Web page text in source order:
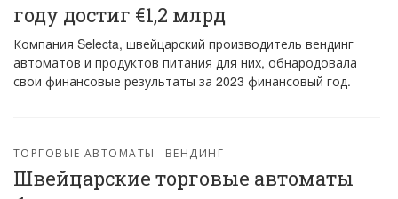
году достиг €1,2 млрд
Компания Selecta, швейцарский производитель вендинг
автоматов и продуктов питания для них, обнародовала
свои финансовые результаты за 2023 финансовый год.
ТОРГОВЫЕ АВТОМАТЫ ВЕНДИНГ
Швейцарские торговые автоматы